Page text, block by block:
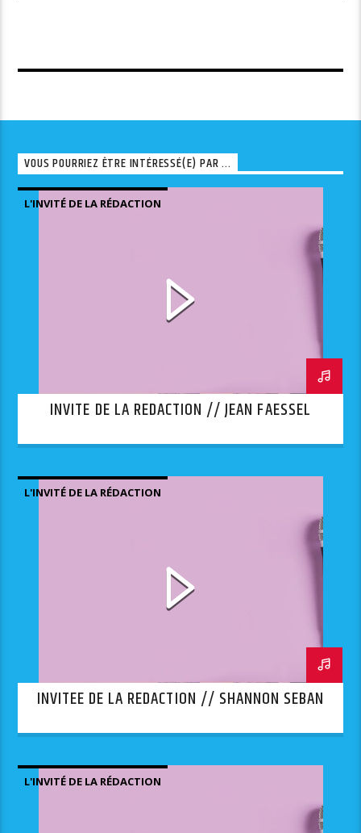
VOUS POURRIEZ ÊTRE INTÉRESSÉ(E) PAR ...
L'INVITÉ DE LA RÉDACTION
INVITE DE LA REDACTION // JEAN FAESSEL
L'INVITÉ DE LA RÉDACTION
INVITEE DE LA REDACTION // SHANNON SEBAN
L'INVITÉ DE LA RÉDACTION